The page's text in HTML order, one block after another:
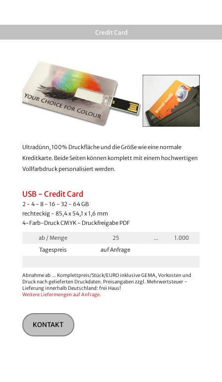
Credit Card
Ultradünn, 100% Druckfläche und die Größe wie eine normale
Kreditkarte. Beide Seiten können komplett mit einem hochwertigen
Vollfarbdruck personalisiert werden.
USB - Credit Card
2 - 4 - 8 - 16 - 32 - 64 GB
rechteckig - 85,4 x 54,1 x 1,6 mm
4-Farb-Druck CMYK - Druckfreigabe PDF
ab / Menge 25 ...
1.000
Tagespreis
auf Anfrage
Abnahme ab ... Komplettpreis/Stück/EURO inklusive GEMA, Vorkosten und
Druck nach gelieferten Druckdaten. Preisangaben zzgl. Mehrwertsteuer -
Lieferung innerhalb Deutschland: frei Haus!
Weitere Liefermengen auf Anfrage.
KONTAKT